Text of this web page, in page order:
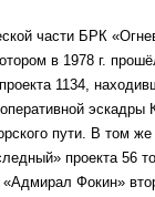
части БРК
в 1978 г.
1134,
пути. В том
проекта 56
Фокин»